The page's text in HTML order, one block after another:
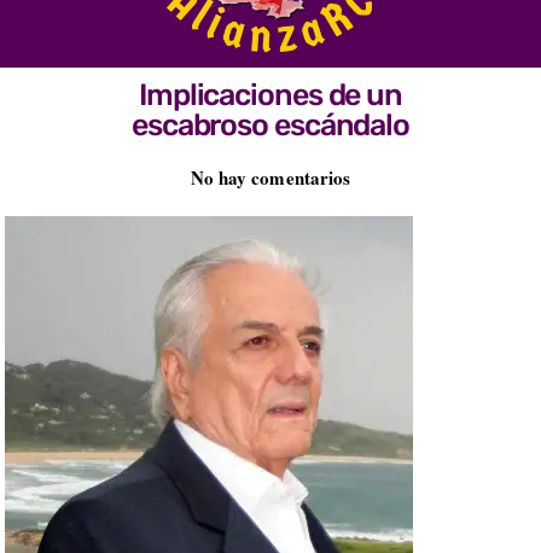
Implicaciones de un
escabroso escándalo
No hay comentarios